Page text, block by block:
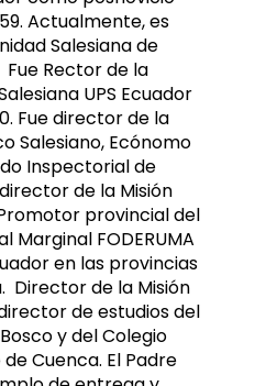
Actualmente, es
Salesiana de
Rector de la
UPS Ecuador
Fue director de la
Salesiano, Ecónomo
Inspectorial de
de la Misión
provincial del
Marginal FODERUMA
en las provincias
Director de la Misión
de estudios del
y del Colegio
Cuenca. El Padre